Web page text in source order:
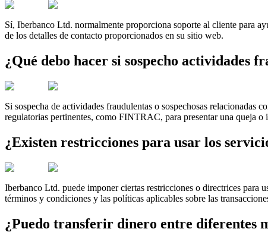
Sí, Iberbanco Ltd. normalmente proporciona soporte al cliente para
de los detalles de contacto proporcionados en su sitio web.
¿Qué debo hacer si sospecho actividades
Si sospecha de actividades fraudulentas o sospechosas relacionadas
regulatorias pertinentes, como FINTRAC, para presentar una queja o
¿Existen restricciones para usar los
Iberbanco Ltd. puede imponer ciertas restricciones o directrices para
términos y condiciones y las políticas aplicables sobre las
¿Puedo transferir dinero entre diferentes